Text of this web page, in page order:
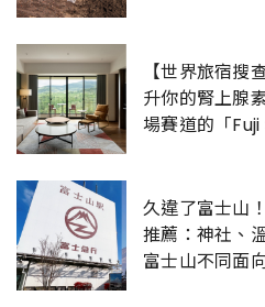
【世界旅宿搜
升你的腎上腺
場賽道的「
久違了富士山
推薦：神社、
富士山不同面